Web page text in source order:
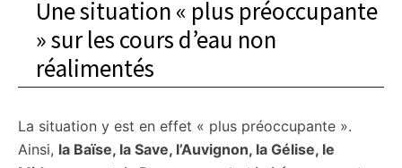
Une situation « plus préoccupante
» sur les cours d’eau non
réalimentés
La situation y est en effet « plus préoccupante ».
Ainsi, la Baïse, la Save, l’Auvignon, la Gélise, le